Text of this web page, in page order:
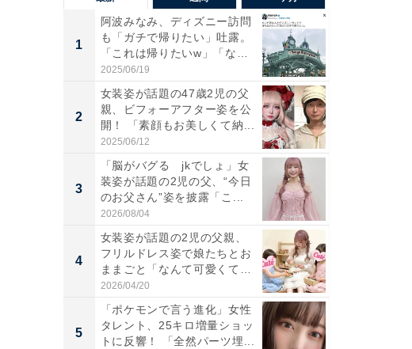
1
阿波みなみ、ディズニー訪問
も「ガチで帰りたい」吐露。
「これは帰りたいw」「なん
ち...
2025/06/19
2
女装姿が話題の47歳2児の父
親、ビフォーアフター姿を公
開！ 「素顔もお美しくて納...
2025/06/12
3
「脳がバグる jkでしょ」女
装姿が話題の2児の父、“今日
のお父さん”姿を披露「こ...
2026/08/04
4
女装姿が話題の2児の父親、
フリルドレス姿で娘たちとお
ままごと「なんて可愛くて平
和...
2026/04/20
5
「ポケモンで言う進化」女性
タレント、25キロ増量ショッ
トに反響！ 「全然パーツ埋...